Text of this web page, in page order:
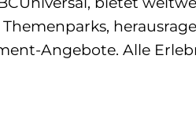
Angebote. Alle